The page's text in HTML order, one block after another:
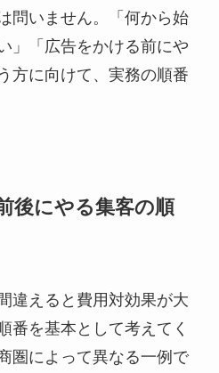
問いません。「何から始
」「広告をかける前にや
方に向けて、実務の順番
後にやる集客の順
違えると費用対効果が大
番を基本として考えてく
圏によって異なる一例で